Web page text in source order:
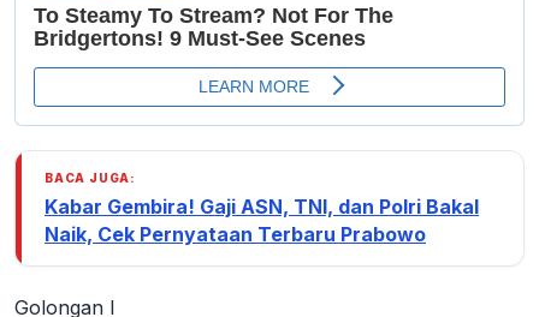
BACA JUGA:
Kabar Gembira! Gaji ASN, TNI, dan Polri Bakal
Naik, Cek Pernyataan Terbaru Prabowo
Golongan I